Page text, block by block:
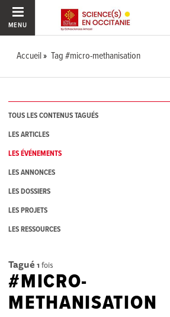
MENU
Accueil Tag #micro-methanisation
TOUS LES CONTENUS TAGUÉS
LES ARTICLES
LES ÉVÉNEMENTS
LES ANNONCES
LES DOSSIERS
LES PROJETS
LES RESSOURCES
Tagué 1 fois
#MICRO-
METHANISATION